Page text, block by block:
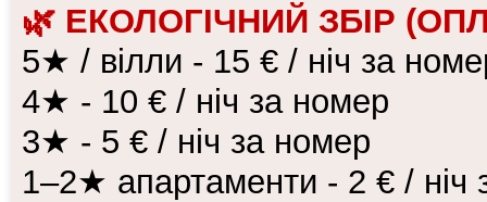
🌿 ЕКОЛОГІЧНИЙ ЗБІР
5★ / вілли - 15 € / ніч за
4★ - 10 € / ніч за номер
3★ - 5 € / ніч за номер
1–2★ апартаменти - 2 € / ніч